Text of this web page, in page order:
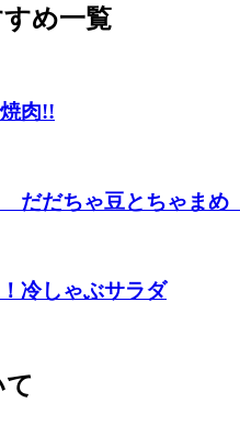
め一覧
肉!!
だだちゃ豆とちゃまめ
冷しゃぶサラダ